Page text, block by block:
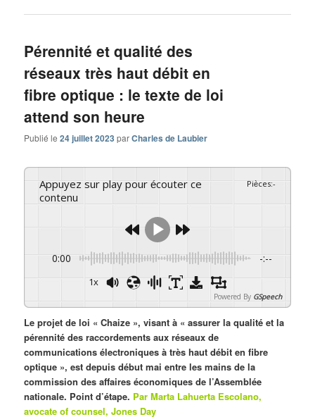
Pérennité et qualité des
réseaux très haut débit en
fibre optique : le texte de loi
attend son heure
Publié le24 juillet 2023 parCharles de Laubier
Appuyez sur play pour écouter ce
contenu
Pièces:-
0:00 -:--
1x
Powered By GSpeech
Le projet de loi « Chaize », visant à « assurer la qualité et la
pérennité des raccordements aux réseaux de
communications électroniques à très haut débit en fibre
optique », est depuis début mai entre les mains de la
commission des affaires économiques de l’Assemblée
nationale. Point d’étape. Par Marta Lahuerta Escolano,
avocate of counsel, Jones Day